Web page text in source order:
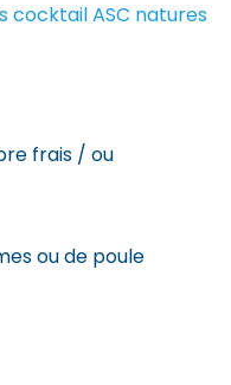
cocktail ASC natures
frais / ou
ou de poule